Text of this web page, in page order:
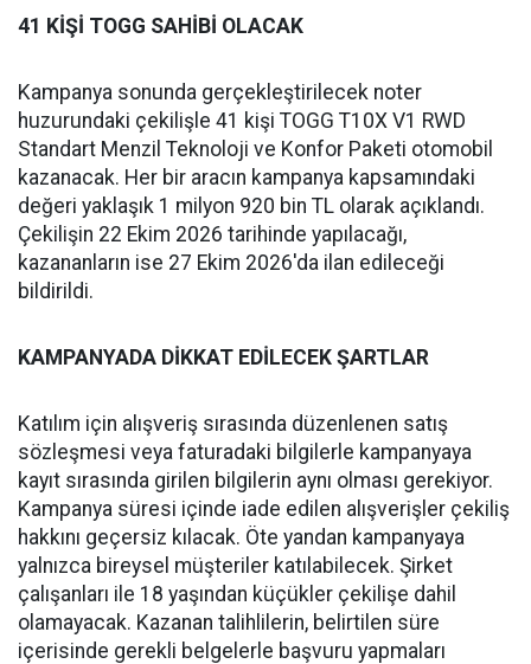
41 KİŞİ TOGG SAHİBİ OLACAK
Kampanya sonunda gerçekleştirilecek noter
huzurundaki çekilişle 41 kişi TOGG T10X V1 RWD
Standart Menzil Teknoloji ve Konfor Paketi otomobil
kazanacak. Her bir aracın kampanya kapsamındaki
değeri yaklaşık 1 milyon 920 bin TL olarak açıklandı.
Çekilişin 22 Ekim 2026 tarihinde yapılacağı,
kazananların ise 27 Ekim 2026'da ilan edileceği
bildirildi.
KAMPANYADA DİKKAT EDİLECEK ŞARTLAR
Katılım için alışveriş sırasında düzenlenen satış
sözleşmesi veya faturadaki bilgilerle kampanyaya
kayıt sırasında girilen bilgilerin aynı olması gerekiyor.
Kampanya süresi içinde iade edilen alışverişler çekiliş
hakkını geçersiz kılacak. Öte yandan kampanyaya
yalnızca bireysel müşteriler katılabilecek. Şirket
çalışanları ile 18 yaşından küçükler çekilişe dahil
olamayacak. Kazanan talihlilerin, belirtilen süre
içerisinde gerekli belgelerle başvuru yapmaları